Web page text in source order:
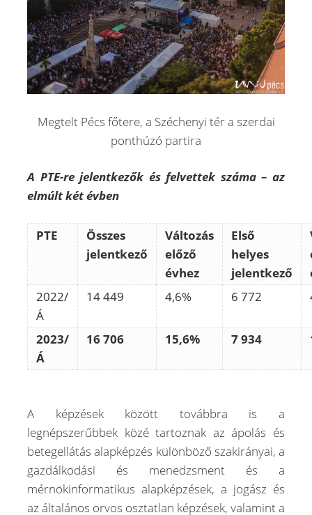
Megtelt Pécs főtere, a Széchenyi tér a szerdai
ponthúzó partira
A PTE-re jelentkezők és felvettek száma – az
elmúlt két évben
PTE
Összes
jelentkező
Változás
előző
évhez
Első
helyes
jelentkező
2022/
Á
14 449 4,6% 6 772
2023/
Á
16 706 15,6% 7 934
A képzések között továbbra is a
legnépszerűbbek közé tartoznak az ápolás és
betegellátás alapképzés különböző szakirányai, a
gazdálkodási és menedzsment és a
mérnökinformatikus alapképzések, a jogász és
az általános orvos osztatlan képzések, valamint a